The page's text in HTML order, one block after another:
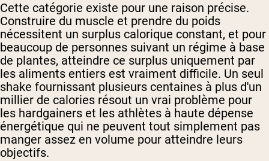
Cette catégorie existe pour une raison précise.
Construire du muscle et prendre du poids
nécessitent un surplus calorique constant, et pour
beaucoup de personnes suivant un régime à base
de plantes, atteindre ce surplus uniquement par
les aliments entiers est vraiment difficile. Un seul
shake fournissant plusieurs centaines à plus d'un
millier de calories résout un vrai problème pour
les hardgainers et les athlètes à haute dépense
énergétique qui ne peuvent tout simplement pas
manger assez en volume pour atteindre leurs
objectifs.